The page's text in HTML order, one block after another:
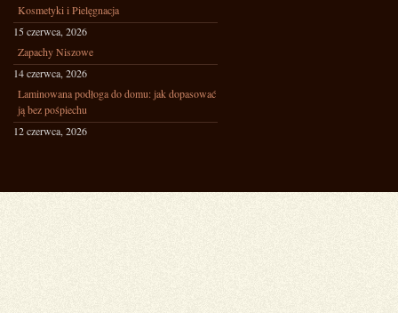
Kosmetyki i Pielęgnacja
15 czerwca, 2026
Zapachy Niszowe
14 czerwca, 2026
Laminowana podłoga do domu: jak dopasować
ją bez pośpiechu
12 czerwca, 2026